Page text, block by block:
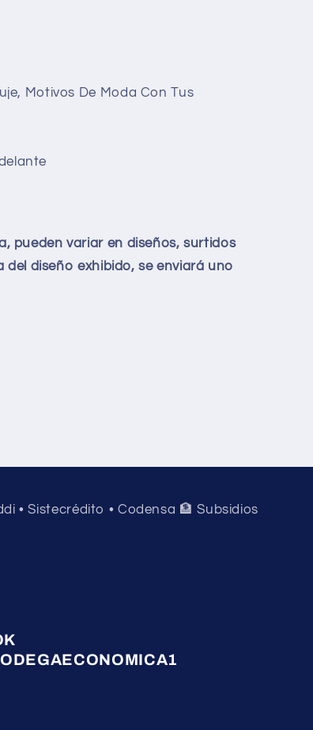
Motivos De Moda Con Tus
pueden variar en diseños, surtidos
diseño exhibido, se enviará uno
• Sistecrédito • Codensa 🏦 Subsidios